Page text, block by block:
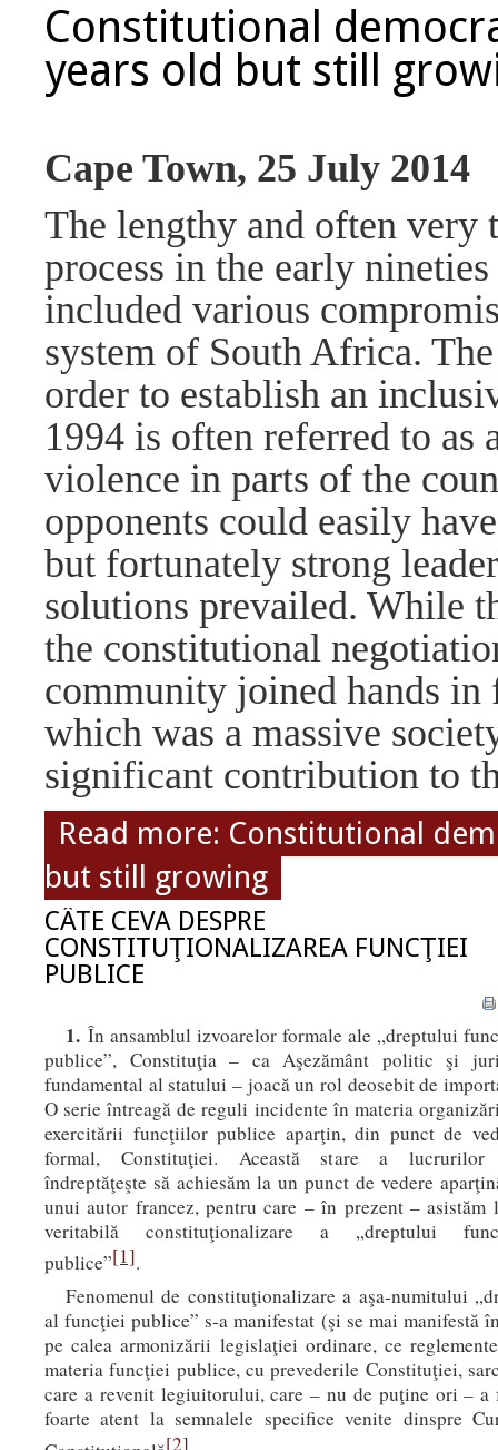
Constitutional
years old but still
Cape Town, 25 July 2014
The lengthy and often very
process in the early
included various
system of South Africa.
order to establish an
1994 is often referred to
violence in parts of the
opponents could easily
but fortunately strong
solutions prevailed. While
the constitutional
community joined hands in
which was a massive
significant contribution to
Read more: Constitutional
but still growing
CÂTE CEVA DESPRE
CONSTITUŢIONALIZAREA FUNCŢIEI
PUBLICE
1.În ansamblul izvoarelor formale ale „dreptului
publice”, Constituţia – ca Aşezământ politic şi
fundamental al statului – joacă un rol deosebit de
O serie întreagă de reguli incidente în materia
exercitării funcţiilor publice aparţin, din punct de
formal, Constituţiei. Această stare a
îndreptăţeşte să achiesăm la un punct de vedere
unui autor francez, pentru care – în prezent – asistăm
veritabilă constituţionalizare a „dreptului
publice”[1].
Fenomenul de constituţionalizare a aşa-numitului
al funcţiei publice” s-a manifestat (şi se mai manifestă
pe calea armonizării legislaţiei ordinare, ce
materia funcţiei publice, cu prevederile Constituţiei,
care a revenit legiuitorului, care – nu de puţine ori – a
foarte atent la semnalele specifice venite dinspre
[2]